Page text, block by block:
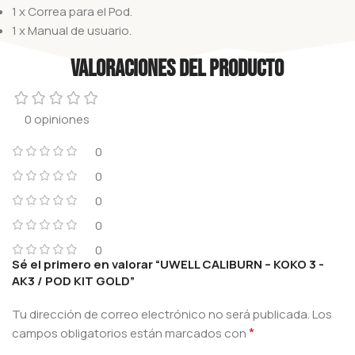
1 x Correa para el Pod.
1 x Manual de usuario.
Valoraciones del producto
0 opiniones
0
0
0
0
0
Sé el primero en valorar “UWELL CALIBURN – KOKO 3 -
AK3 / POD KIT GOLD”
Tu dirección de correo electrónico no será publicada.Los
campos obligatorios están marcados con*